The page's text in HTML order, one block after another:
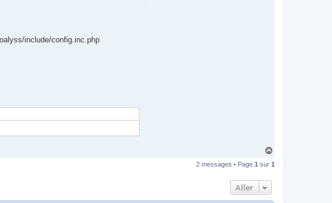
include/config.inc.php
u
2 messages • Page 1 sur 1
Aller